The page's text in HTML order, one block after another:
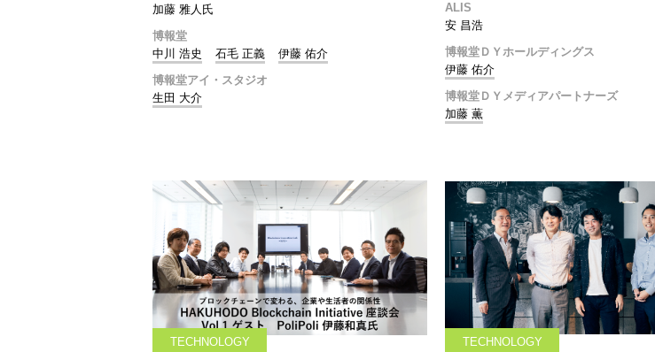
加藤 雅人氏
博報堂
中川 浩史
石毛 正義
伊藤 佑介
博報堂アイ・スタジオ
生田 大介
ALIS
安 昌浩
博報堂ＤＹホールディングス
伊藤 佑介
博報堂ＤＹメディアパートナーズ
加藤 薫
TECHNOLOGY TECHNOLOGY